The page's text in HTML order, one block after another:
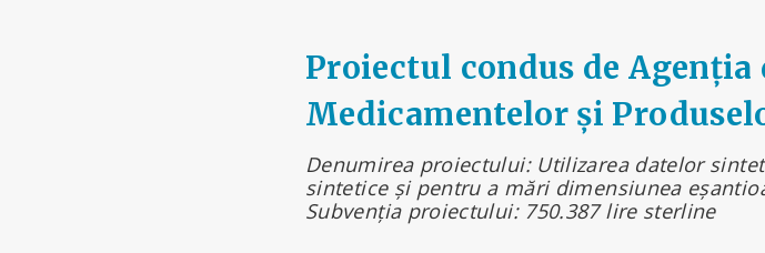
Proiectul condus de Agenția
Medicamentelor și
Denumirea proiectului: Utilizarea datelor
sintetice și pentru a mări dimensiunea
Subvenția proiectului: 750.387 lire sterline